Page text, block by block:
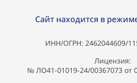
Сайт находится в
ИНН/ОГРН: 2462044609/
Лицензия:
№ ЛО41-01019-24/00367073 от